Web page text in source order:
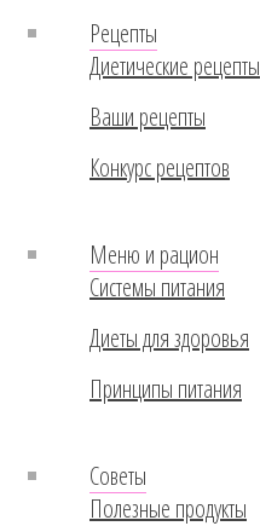
Рецепты
Диетические рецепты
Ваши рецепты
Конкурс рецептов
Меню и рацион
Системы питания
Диеты для здоровья
Принципы питания
Советы
Полезные продукты